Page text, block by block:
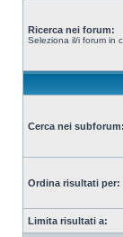
Ricerca nei forum:
Seleziona il/i forum in
Cerca nei subforum:
Ordina risultati per:
Limita risultati a: